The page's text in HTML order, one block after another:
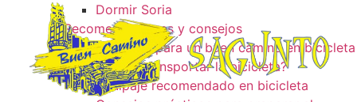
Dormir Soria
Recomendaciones y consejos
Consejos para un buen camino en bicicleta
¿Como transportar la bicicleta?
Equipaje recomendado en bicicleta